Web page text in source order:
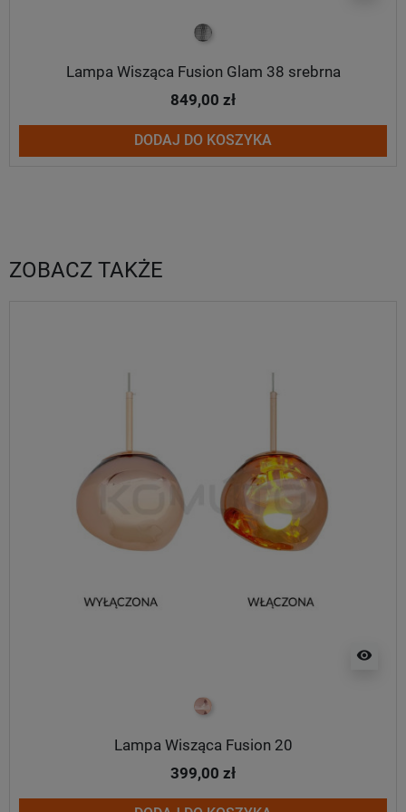
srebrny
Lampa Wisząca Fusion Glam 38 srebrna
849,00 zł
DODAJ DO KOSZYKA
ZOBACZ TAKŻE
visibility
miedziany
Lampa Wisząca Fusion 20
399,00 zł